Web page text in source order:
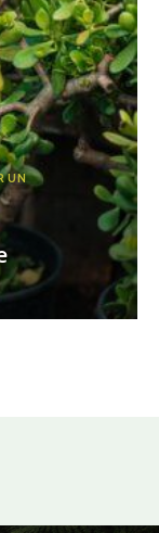
UN